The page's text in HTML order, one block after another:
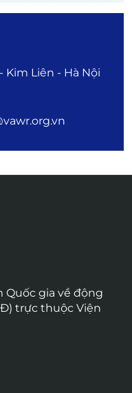
Kim Liên - Hà Nội
gia về động
trực thuộc Viện